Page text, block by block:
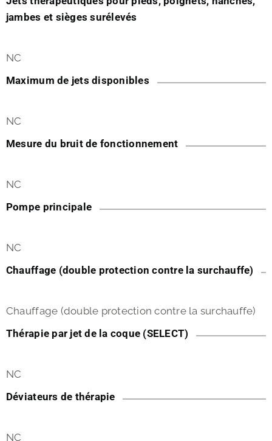
jambes et sièges surélevés
NC
Maximum de jets disponibles
NC
Mesure du bruit de fonctionnement
NC
Pompe principale
NC
Chauffage (double protection contre la surchauffe)
Chauffage (double protection contre la surchauffe)
Thérapie par jet de la coque (SELECT)
NC
Déviateurs de thérapie
NC